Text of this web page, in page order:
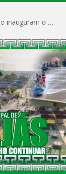
Prefeito Vivaldo Mendes e vice-prefeito Quito inauguram o CAPS e fortalecem a saúde pública em Anajás.